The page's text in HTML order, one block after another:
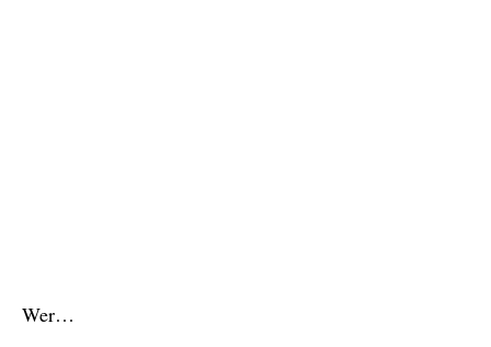
Wer…